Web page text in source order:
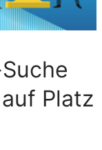
Platz